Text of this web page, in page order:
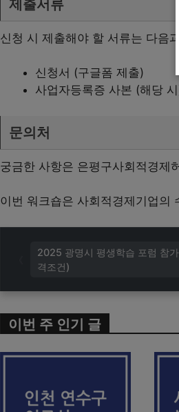
제출서류
신청 시 제출해야 할 서류는 다음
신청서 (구글폼 제출)
사업자등록증 사본 (해당
문의처
궁금한 사항은 은평구사회적경
이번 워크숍은 사회적경제기업의
2025 광명시 평생학습 포럼 참
격조건)
이번 주 인기 글